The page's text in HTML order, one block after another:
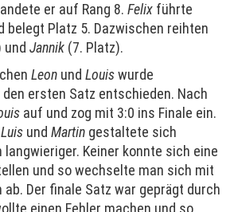
er auf Rang 8. Felix führte
belegt Platz 5. Dazwischen reihten
und Jannik (7. Platz).
Leon und Louiswurde
ersten Satz entschieden. Nach
auf und zog mit 3:0 ins Finale ein.
Luis und Martin gestaltete sich
Keiner konnte sich eine
und so wechselte man sich mit
ab. Der finale Satz war geprägt durch
einen Fehler machen und so